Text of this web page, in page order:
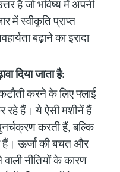
है जो भविष्य में अपनी
में स्वीकृति प्राप्त
बढ़ाने का इरादा
दिया जाता है:
करने के लिए फ्लाई
रहे हैं। ये ऐसी मशीनें हैं
करती हैं, बल्कि
हैं। ऊर्जा की बचत और
नीतियों के कारण